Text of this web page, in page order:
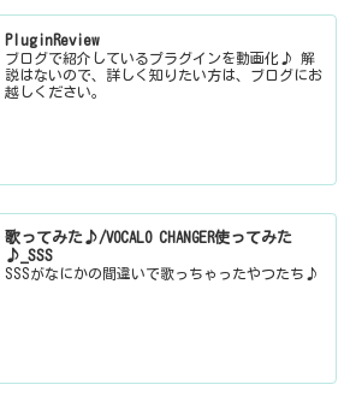
PluginReview
ブログで紹介しているプラグインを動画化♪ 解
説はないので、詳しく知りたい方は、ブログにお
越しください。
歌ってみた♪/VOCALO CHANGER使ってみた
♪_SSS
SSSがなにかの間違いで歌っちゃったやつたち♪